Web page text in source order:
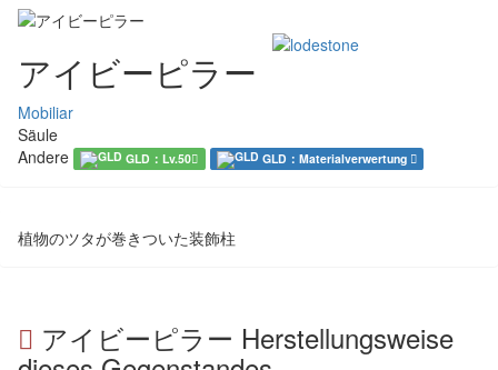
アイビーピラー
Mobiliar
Säule
Andere
GLD：Lv.50 GLD：Materialverwertung
植物のツタが巻きついた装飾柱
アイビーピラー Herstellungsweise